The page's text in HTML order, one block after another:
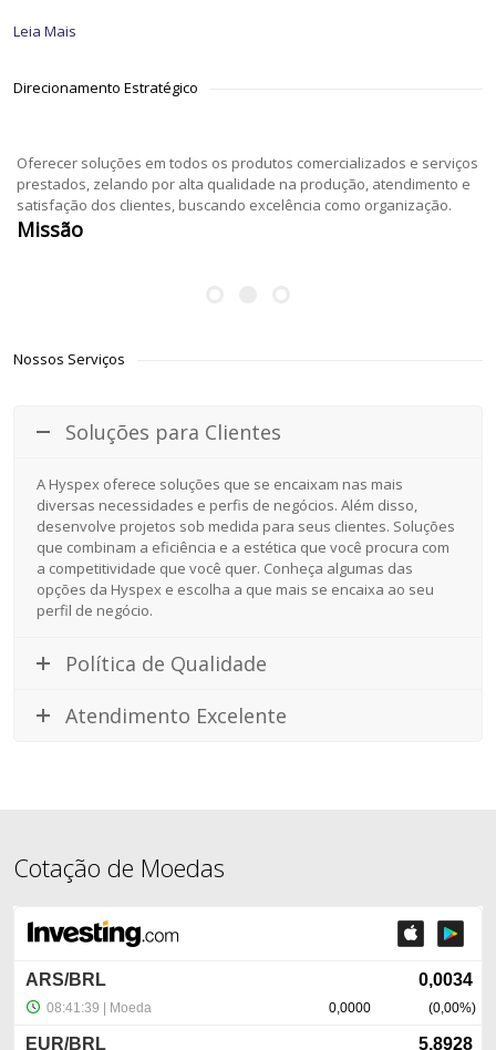
Leia Mais
Direcionamento Estratégico
Oferecer soluções em todos os produtos comercializados e serviços
prestados, zelando por alta qualidade na produção, atendimento e
satisfação dos clientes, buscando excelência como organização.
Missão
Nossos Serviços
Soluções para Clientes
A Hyspex oferece soluções que se encaixam nas mais
diversas necessidades e perfis de negócios. Além disso,
desenvolve projetos sob medida para seus clientes. Soluções
que combinam a eficiência e a estética que você procura com
a competitividade que você quer. Conheça algumas das
opções da Hyspex e escolha a que mais se encaixa ao seu
perfil de negócio.
Política de Qualidade
Atendimento Excelente
Cotação de Moedas